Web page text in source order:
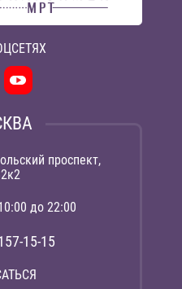
проспект,
до 22:00
15-15